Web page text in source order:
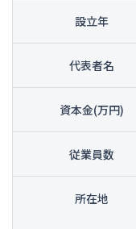
設立年
代表者名
資本金(万円)
従業員数
所在地